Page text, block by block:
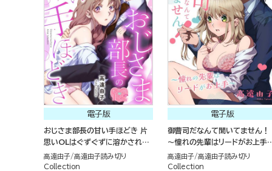
電子版
おじさま部長の甘い手ほどき 片
思いOLはぐずぐずに溶かされる
（単話版）
高遠由子 高遠由子読み切り
Collection
電子版
御曹司だなんて聞いてません！
～憧れの先輩はリードがお上手
（単話版）
高遠由子 高遠由子読み切り
Collection